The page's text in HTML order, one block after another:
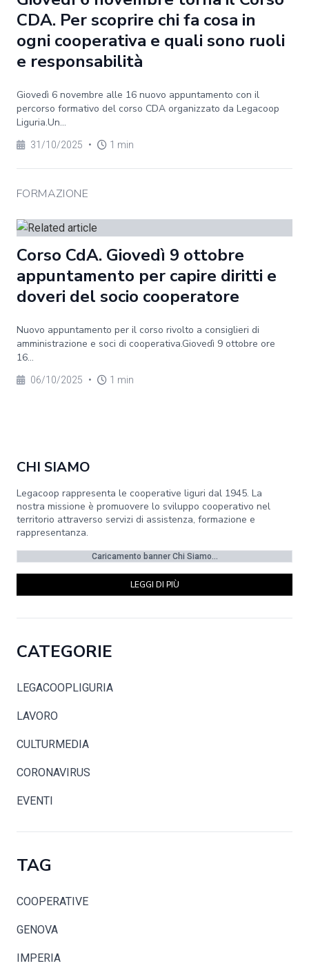
CDA. Per scoprire chi fa cosa in
ogni cooperativa e quali sono ruoli
e responsabilità
Giovedì 6 novembre alle 16 nuovo appuntamento con il
percorso formativo del corso CDA organizzato da Legacoop
Liguria.Un...
31/10/2025 • 1 min
FORMAZIONE
Corso CdA. Giovedì 9 ottobre
appuntamento per capire diritti e
doveri del socio cooperatore
Nuovo appuntamento per il corso rivolto a consiglieri di
amministrazione e soci di cooperativa.Giovedì 9 ottobre ore
16...
06/10/2025 • 1 min
CHI SIAMO
Legacoop rappresenta le cooperative liguri dal 1945. La
nostra missione è promuovere lo sviluppo cooperativo nel
territorio attraverso servizi di assistenza, formazione e
rappresentanza.
Caricamento banner Chi Siamo...
LEGGI DI PIÙ
CATEGORIE
LEGACOOPLIGURIA
LAVORO
CULTURMEDIA
CORONAVIRUS
EVENTI
TAG
COOPERATIVE
GENOVA
IMPERIA